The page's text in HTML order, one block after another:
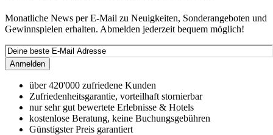
Monatliche News per E-Mail zu Neuigkeiten, Sonderangeboten und
Gewinnspielen erhalten. Abmelden jederzeit bequem möglich!
Anmelden
über 420'000 zufriedene Kunden
Zufriedenheitsgarantie, vorteilhaft stornierbar
nur sehr gut bewertete Erlebnisse & Hotels
kostenlose Beratung, keine Buchungsgebühren
Günstigster Preis garantiert